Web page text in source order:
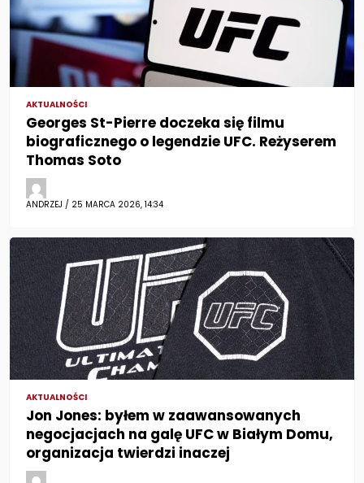
AKTUALNOŚCI
Georges St-Pierre doczeka się filmu
biograficznego o legendzie UFC. Reżyserem
Thomas Soto
ANDRZEJ / 25 MARCA 2026, 14:34
AKTUALNOŚCI
Jon Jones: byłem w zaawansowanych
negocjacjach na galę UFC w Białym Domu,
organizacja twierdzi inaczej